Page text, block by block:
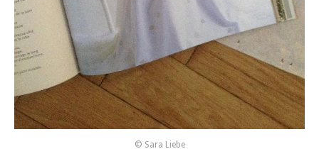
© Sara Liebe